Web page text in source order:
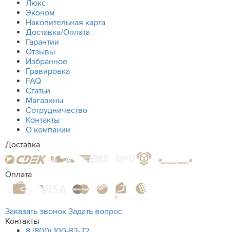
Люкс
Эконом
Накопительная карта
Доставка/Оплата
Гарантии
Отзывы
Избранное
Гравировка
FAQ
Статьи
Магазины
Сотрудничество
Контакты
О компании
Доставка
Оплата
Заказать звонок Задать вопрос
Контакты